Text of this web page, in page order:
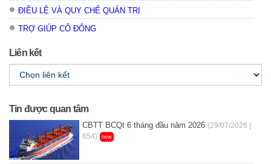
ĐIỀU LỆ VÀ QUY CHẾ QUẢN TRỊ
TRỢ GIÚP CỔ ĐÔNG
Liên kết
Tin được quan tâm
CBTT BCQt 6 tháng đầu năm 2026 (29/07/2026 |
654)
new